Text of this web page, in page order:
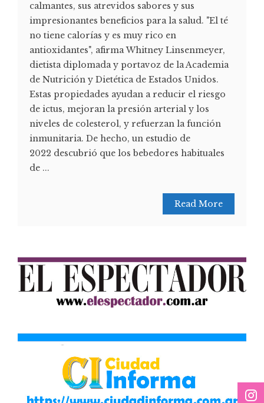
calmantes, sus atrevidos sabores y sus
impresionantes beneficios para la salud. "El té
no tiene calorías y es muy rico en
antioxidantes", afirma Whitney Linsenmeyer,
dietista diplomada y portavoz de la Academia
de Nutrición y Dietética de Estados Unidos.
Estas propiedades ayudan a reducir el riesgo
de ictus, mejoran la presión arterial y los
niveles de colesterol, y refuerzan la función
inmunitaria. De hecho, un estudio de
2022 descubrió que los bebedores habituales
de ...
Read More